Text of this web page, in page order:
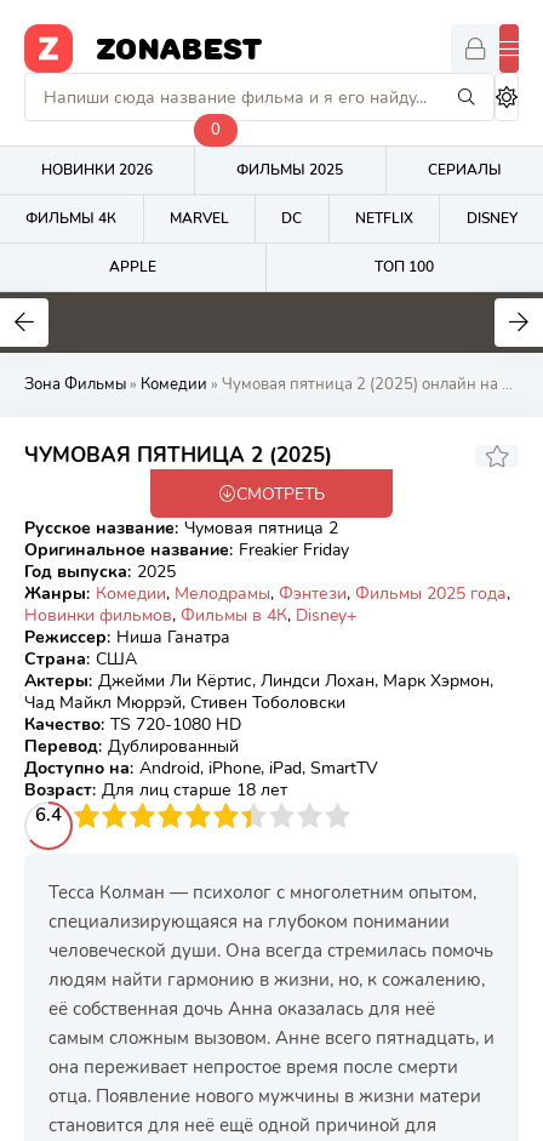
ZONABEST
НОВИНКИ 2026
0
ФИЛЬМЫ 2025 СЕРИАЛЫ
ФИЛЬМЫ 4К MARVEL DC NETFLIX DISNEY
APPLE ТОП 100
5.7
Зона Фильмы» Комедии » Чумовая пятница 2 (2025) онлайн на Zona Фильмов
ЧУМОВАЯ ПЯТНИЦА 2 (2025)
СМОТРЕТЬ
Русское название: Чумовая пятница 2
Оригинальное название: Freakier Friday
Год выпуска: 2025
Жанры: Комедии, Мелодрамы, Фэнтези, Фильмы 2025 года,
Новинки фильмов, Фильмы в 4К, Disney+
Режиссер: Ниша Ганатра
Страна: США
Актеры: Джейми Ли Кёртис, Линдси Лохан, Марк Хэрмон,
Чад Майкл Мюррэй, Стивен Тоболовски
Качество: TS 720-1080 HD
Перевод: Дублированный
Доступно на: Android, iPhone, iPad, SmartTV
Возраст: Для лиц старше 18 лет
6.4
4 5 6 7 8 9 10
Тесса Колман — психолог с многолетним опытом,
специализирующаяся на глубоком понимании
человеческой души. Она всегда стремилась помочь
людям найти гармонию в жизни, но, к сожалению,
её собственная дочь Анна оказалась для неё
самым сложным вызовом. Анне всего пятнадцать, и
она переживает непростое время после смерти
отца. Появление нового мужчины в жизни матери
становится для неё ещё одной причиной для